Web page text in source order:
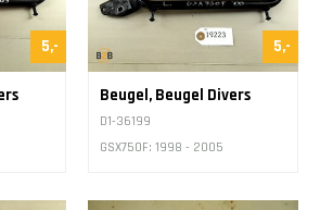
5,- 5,-
Beugel, Beugel Divers
D1-36199
GSX750F: 1998 - 2005